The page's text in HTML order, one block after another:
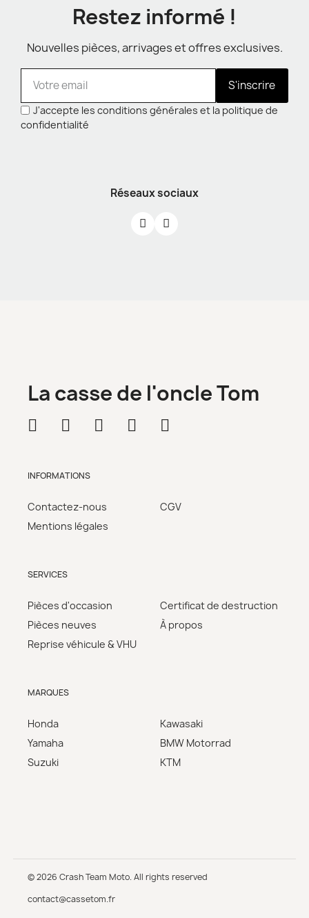
Restez informé !
Nouvelles pièces, arrivages et offres exclusives.
S'inscrire
J'accepte les conditions générales et la politique de
confidentialité
Réseaux sociaux
La casse de l'oncle Tom
INFORMATIONS
Contactez-nous
Mentions légales
CGV
SERVICES
Pièces d'occasion
Pièces neuves
Reprise véhicule & VHU
Certificat de destruction
À propos
MARQUES
Honda
Yamaha
Suzuki
Kawasaki
BMW Motorrad
KTM
© 2026 Crash Team Moto. All rights reserved
contact@cassetom.fr